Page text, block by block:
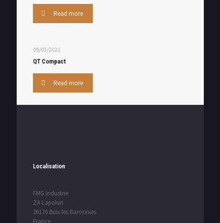
Read more
09/03/2021
QT Compact
Read more
Localisation
FMG Industrie
ZA Lapalun
26170 Buis les Baronnies
France